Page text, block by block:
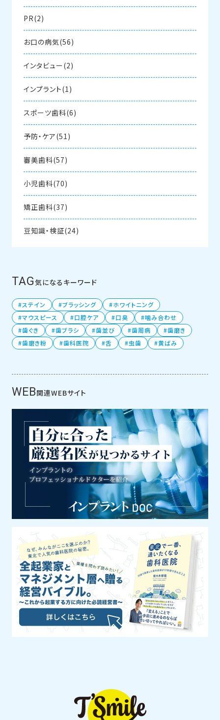
PR(2)
お口の病気(56)
インタビュー(2)
インプラント(1)
スポーツ歯科(6)
予防・ケア(51)
審美歯科(57)
小児歯科(70)
矯正歯科(37)
豆知識・検証(24)
TAG気になるキーワード
ステイン ブラッシング
ホワイトニング
マウスピース
口腔ケア 口臭
噛み合わせ
歯ぐき
歯ブラシ 歯並び 歯周病
歯磨き
歯磨き粉
歯科医院 舌 虫歯 黄ばみ
WEB関連WEBサイト